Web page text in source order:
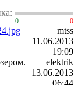
0 0
mtss
11.06.2013
19:09
elektrik
13.06.2013
06:44